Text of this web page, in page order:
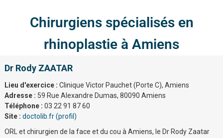
Chirurgiens spécialisés en
rhinoplastie à Amiens
Dr Rody ZAATAR
Lieu d'exercice : Clinique Victor Pauchet (Porte C), Amiens
Adresse : 59 Rue Alexandre Dumas, 80090 Amiens
Téléphone : 03 22 91 87 60
Site : doctolib.fr (profil)
ORL et chirurgien de la face et du cou à Amiens, le Dr Rody Zaatar